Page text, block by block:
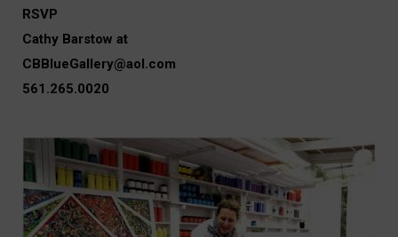
RSVP
Cathy Barstow at
CBBlueGallery@aol.com
561.265.0020